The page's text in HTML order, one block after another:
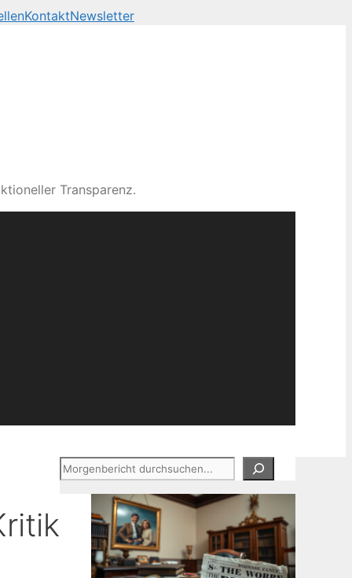
KontaktNewsletter
Transparenz.
Suchen